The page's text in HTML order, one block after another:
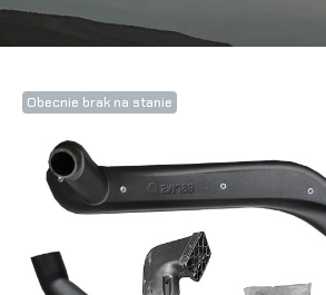
Obecnie brak na stanie